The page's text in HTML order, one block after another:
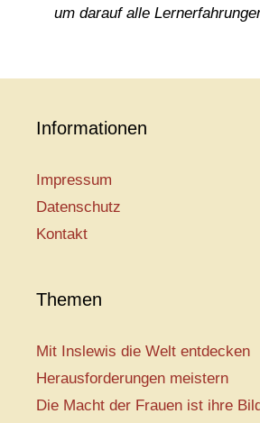
um darauf alle
Informationen
Impressum
Datenschutz
Kontakt
Themen
Mit Inslewis die Welt entdecken
Herausforderungen meistern
Die Macht der Frauen ist ihre